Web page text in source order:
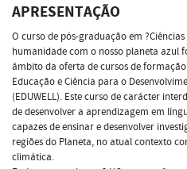
APRESENTAÇÃO
O curso de pós-graduação em
humanidade com o nosso planeta azul
âmbito da oferta de cursos de
Educação e Ciência para o
(EDUWELL). Este curso de carácter
de desenvolver a aprendizagem em
capazes de ensinar e desenvolver
regiões do Planeta, no atual contexto
climática.